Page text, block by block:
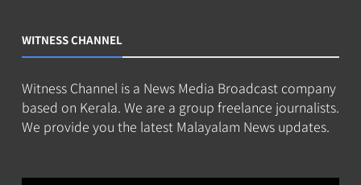
WITNESS CHANNEL
Witness Channel is a News Media Broadcast company
based on Kerala. We are a group freelance journalists.
We provide you the latest Malayalam News updates.